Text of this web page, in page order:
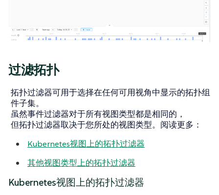
过滤拓扑
拓扑过滤器可用于选择在任何可用视角中显示的拓扑组
件子集。
虽然事件过滤器对于所有视图类型都是相同的，
但拓扑过滤器取决于您所处的视图类型。阅读更多：
Kubernetes视图上的拓扑过滤器
其他视图类型上的拓扑过滤器
Kubernetes视图上的拓扑过滤器